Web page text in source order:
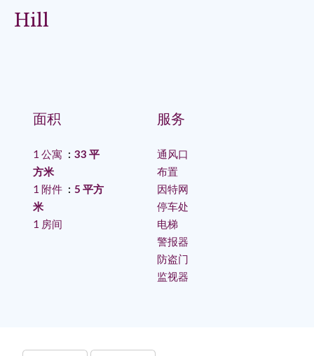
Hill
面积
1 公寓
33 平
方米
1 附件
5 平方
米
1 房间
服务
通风口
布置
因特网
停车处
电梯
警报器
防盗门
监视器